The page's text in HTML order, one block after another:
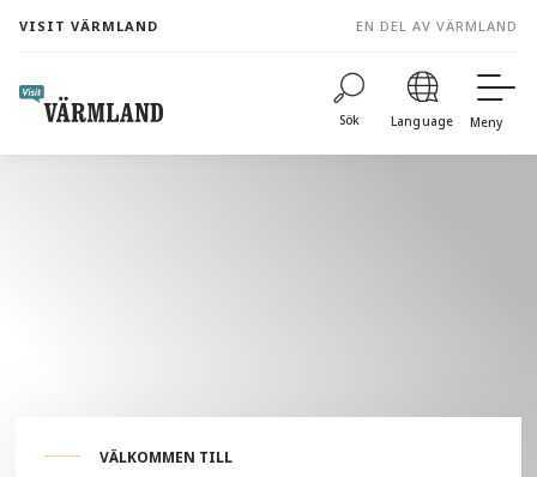
content
VISIT VÄRMLAND EN DEL AV VÄRMLAND
Sök Language Meny
VÄLKOMMEN TILL